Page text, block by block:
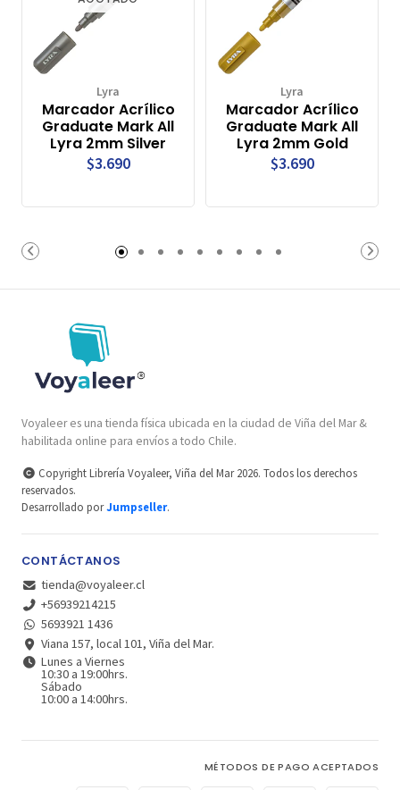
Lyra
Marcador Acrílico
Graduate Mark All
Lyra 2mm Silver
$3.690
Lyra
Marcador Acrílico
Graduate Mark All
Lyra 2mm Gold
$3.690
Voyaleer es una tienda física ubicada en la ciudad de Viña del Mar &
habilitada online para envíos a todo Chile.
Copyright Librería Voyaleer, Viña del Mar 2026. Todos los derechos
reservados.
Desarrollado porJumpseller.
CONTÁCTANOS
tienda@voyaleer.cl
+56939214215
5693921 1436
Viana 157, local 101, Viña del Mar.
Lunes a Viernes
10:30 a 19:00hrs.
Sábado
10:00 a 14:00hrs.
MÉTODOS DE PAGO ACEPTADOS